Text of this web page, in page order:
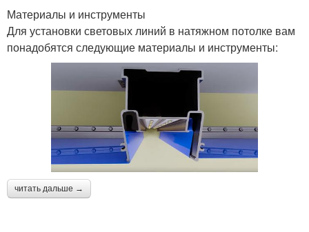
Материалы и инструменты
Для установки световых линий в натяжном потолке вам
понадобятся следующие материалы и инструменты:
читать дальше →